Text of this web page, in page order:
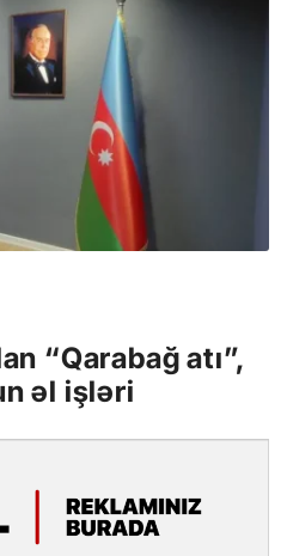
“Qarabağ atı”,
əl işləri